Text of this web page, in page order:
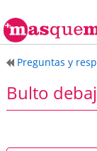
Preguntas y
Bulto